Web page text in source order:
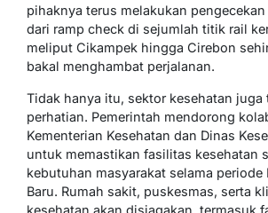
pihaknya terus melakukan
dari ramp check di sejumlah titik rail
meliput Cikampek hingga Cirebon
bakal menghambat perjalanan.
Tidak hanya itu, sektor kesehatan
perhatian. Pemerintah mendorong
Kementerian Kesehatan dan Dinas
untuk memastikan fasilitas kesehatan
kebutuhan masyarakat selama periode
Baru. Rumah sakit, puskesmas, serta
kesehatan akan disiagakan, termasuk